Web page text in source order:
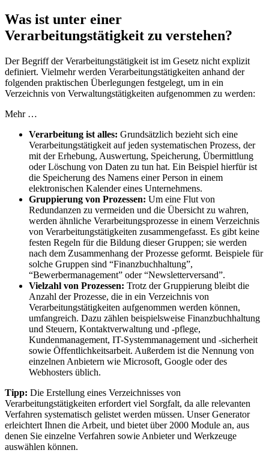
Was ist unter einer
Verarbeitungstätigkeit zu verstehen?
Der Begriff der Verarbeitungstätigkeit ist im Gesetz nicht explizit
definiert. Vielmehr werden Verarbeitungstätigkeiten anhand der
folgenden praktischen Überlegungen festgelegt, um in ein
Verzeichnis von Verwaltungstätigkeiten aufgenommen zu werden:
Mehr …
Verarbeitung ist alles: Grundsätzlich bezieht sich eine
Verarbeitungstätigkeit auf jeden systematischen Prozess, der
mit der Erhebung, Auswertung, Speicherung, Übermittlung
oder Löschung von Daten zu tun hat. Ein Beispiel hierfür ist
die Speicherung des Namens einer Person in einem
elektronischen Kalender eines Unternehmens.
Gruppierung von Prozessen: Um eine Flut von
Redundanzen zu vermeiden und die Übersicht zu wahren,
werden ähnliche Verarbeitungsprozesse in einem Verzeichnis
von Verarbeitungstätigkeiten zusammengefasst. Es gibt keine
festen Regeln für die Bildung dieser Gruppen; sie werden
nach dem Zusammenhang der Prozesse geformt. Beispiele für
solche Gruppen sind “Finanzbuchhaltung”,
“Bewerbermanagement” oder “Newsletterversand”.
Vielzahl von Prozessen: Trotz der Gruppierung bleibt die
Anzahl der Prozesse, die in ein Verzeichnis von
Verarbeitungstätigkeiten aufgenommen werden können,
umfangreich. Dazu zählen beispielsweise Finanzbuchhaltung
und Steuern, Kontaktverwaltung und -pflege,
Kundenmanagement, IT-Systemmanagement und -sicherheit
sowie Öffentlichkeitsarbeit. Außerdem ist die Nennung von
einzelnen Anbietern wie Microsoft, Google oder des
Webhosters üblich.
Tipp: Die Erstellung eines Verzeichnisses von
Verarbeitungstätigkeiten erfordert viel Sorgfalt, da alle relevanten
Verfahren systematisch gelistet werden müssen. Unser Generator
erleichtert Ihnen die Arbeit, und bietet über 2000 Module an, aus
denen Sie einzelne Verfahren sowie Anbieter und Werkzeuge
auswählen können.